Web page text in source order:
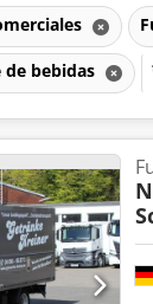
bebidas